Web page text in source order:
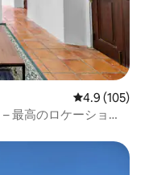
レビュー105
4.9 (105)
最高のロケーショ